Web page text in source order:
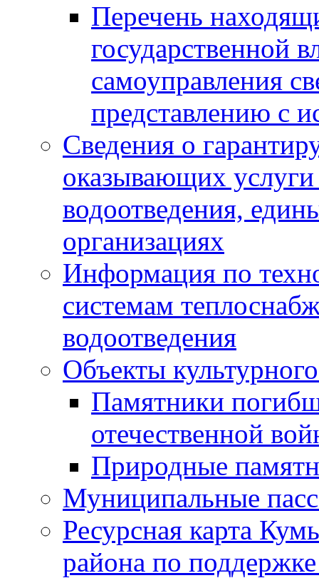
Перечень
государственной
самоуправления
представлению с
Сведения о
оказывающих
водоотведения,
организациях
Информация по
системам
водоотведения
Объекты
Памятники
отечественной
Природные
Муниципальные
Ресурсная карта
района по